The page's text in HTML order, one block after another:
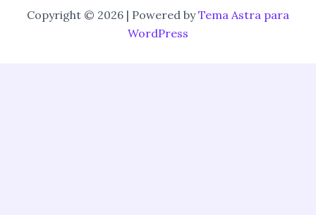
Copyright © 2026 | Powered byTema Astra para
WordPress